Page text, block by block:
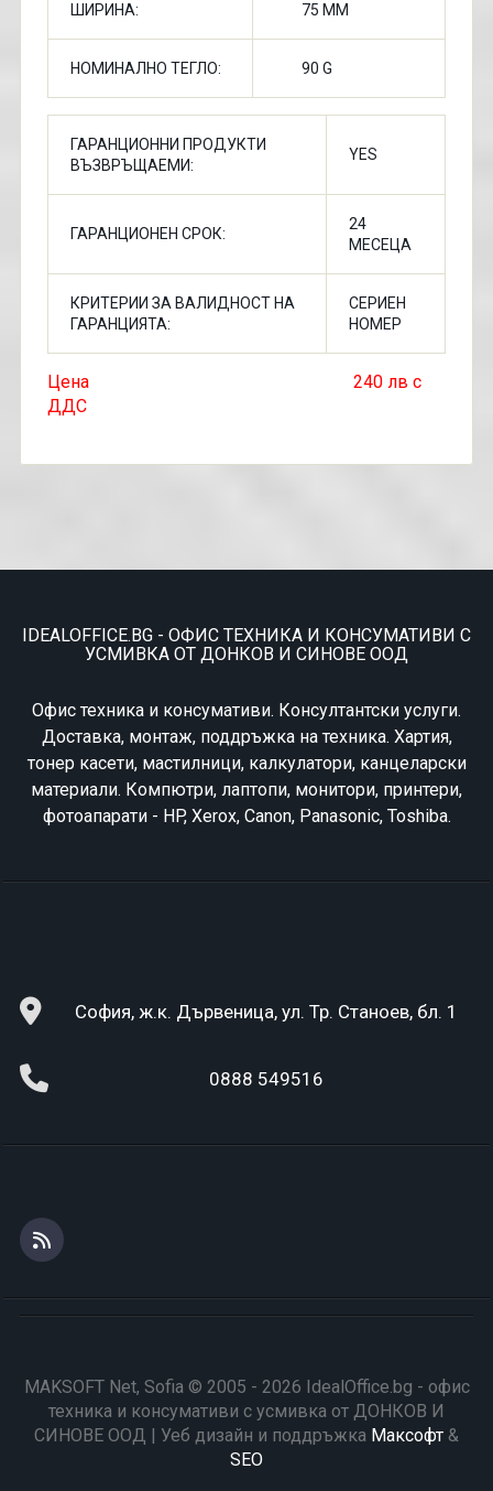
ШИРИНА: 75 MM
НОМИНАЛНО ТЕГЛО: 90 G
ГАРАНЦИОННИ ПРОДУКТИ
ВЪЗВРЪЩАЕМИ:
YES
ГАРАНЦИОНЕН СРОК:
24
МЕСЕЦА
КРИТЕРИИ ЗА ВАЛИДНОСТ НА
ГАРАНЦИЯТА:
СЕРИЕН
НОМЕР
Цена 240 лв с
ДДС
IDEALOFFICE.BG - ОФИС ТЕХНИКА И КОНСУМАТИВИ С
УСМИВКА ОТ ДОНКОВ И СИНОВЕ ООД
Офис техника и консумативи. Консултантски услуги.
Доставка, монтаж, поддръжка на техника. Хартия,
тонер касети, мастилници, калкулатори, канцеларски
материали. Компютри, лаптопи, монитори, принтери,
фотоапарати - HP, Xerox, Canon, Panasonic, Toshiba.
София, ж.к. Дървеница, ул. Тр. Станоев, бл. 1
0888 549516
MAKSOFT Net, Sofia © 2005 - 2026 IdealOffice.bg - офис
техника и консумативи с усмивка от ДОНКОВ И
СИНОВЕ ООД | Уеб дизайн и поддръжка Максофт &
SEO